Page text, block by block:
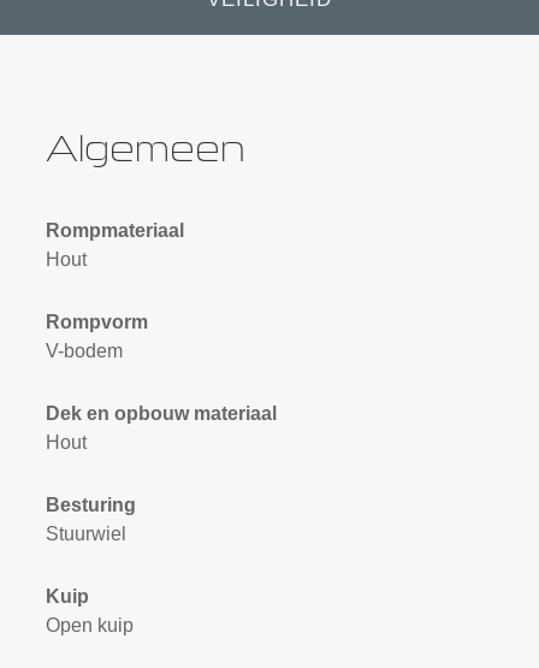
Algemeen
Rompmateriaal
Hout
Rompvorm
V-bodem
Dek en opbouw materiaal
Hout
Besturing
Stuurwiel
Kuip
Open kuip